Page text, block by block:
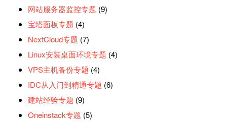
网站服务器监控专题 (9)
宝塔面板专题 (4)
NextCloud专题 (7)
Linux安装桌面环境专题 (4)
VPS主机备份专题 (4)
IDC从入门到精通专题 (6)
建站经验专题 (9)
Oneinstack专题 (5)